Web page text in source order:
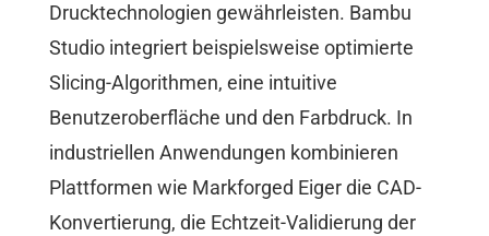
Drucktechnologien gewährleisten. Bambu
Studio integriert beispielsweise optimierte
Slicing-Algorithmen, eine intuitive
Benutzeroberfläche und den Farbdruck. In
industriellen Anwendungen kombinieren
Plattformen wie Markforged Eiger die CAD-
Konvertierung, die Echtzeit-Validierung der